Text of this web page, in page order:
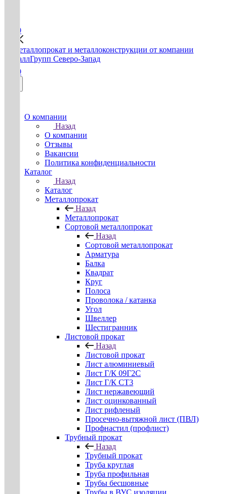
0
0
О компании
Назад
О компании
Отзывы
Вакансии
Политика конфиденциальности
Каталог
Назад
Каталог
Металлопрокат
Назад
Металлопрокат
Сортовой металлопрокат
Назад
Сортовой металлопрокат
Арматура
Балка
Квадрат
Круг
Полоса
Проволока / катанка
Угол
Швеллер
Шестигранник
Листовой прокат
Назад
Листовой прокат
Лист алюминиевый
Лист Г/К 09Г2С
Лист Г/К СТ3
Лист нержавеющий
Лист оцинкованный
Лист рифленый
Просечно-вытяжной лист (ПВЛ)
Профнастил (профлист)
Трубный прокат
Назад
Трубный прокат
Труба круглая
Труба профильная
Трубы бесшовные
Трубы в ВУС изоляции